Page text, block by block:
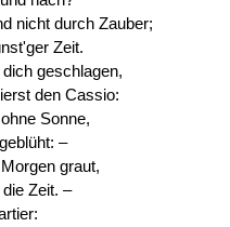
nicht durch Zauber;
Zeit.
geschlagen,
den Cassio:
Sonne,
–
graut,
Zeit. –